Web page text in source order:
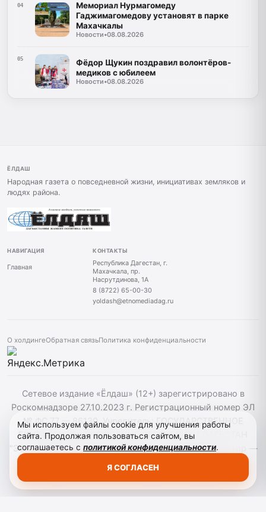
04
Мемориал Нурмагомеду
Гаджимагомедову установят в парке
Махачкалы
Новости•08.08.2026
05
Фёдор Щукин поздравил волонтёров-
медиков с юбилеем
Новости•08.08.2026
ЁЛДАШ
Народная газета о повседневной жизни, инициативах земляков и
людях района.
НАВИГАЦИЯ
Главная
КОНТАКТЫ
Республика Дагестан, г.
Махачкала, пр.
Насрутдинова, 1А
8 (8722) 65-00-30
yoldash@etnomediadag.ru
О холдингеОбратная связьПолитика конфиденциальности
Сетевое издание «Ёлдаш» (12+) зарегистрировано в
Роскомнадзоре 27.10.2023 г. Регистрационный номер ЭЛ
№ ФС 77 — 86130. Учредитель: ГОСУДАРСТВЕННОЕ
БЮДЖЕТНОЕ УЧРЕЖДЕНИЕ РЕСПУБЛИКИ ДАГЕСТАН
"ЭТНОМЕДИАХОЛДИНГ "ДАГЕСТАН" главный редактор —
Г. А. Конакбиев. При использовании материалов сайта
Мы используем файлы cookie для улучшения работы
сайта. Продолжая пользоваться сайтом, вы
соглашаетесь с политикой конфиденциальности.
Я СОГЛАСЕН